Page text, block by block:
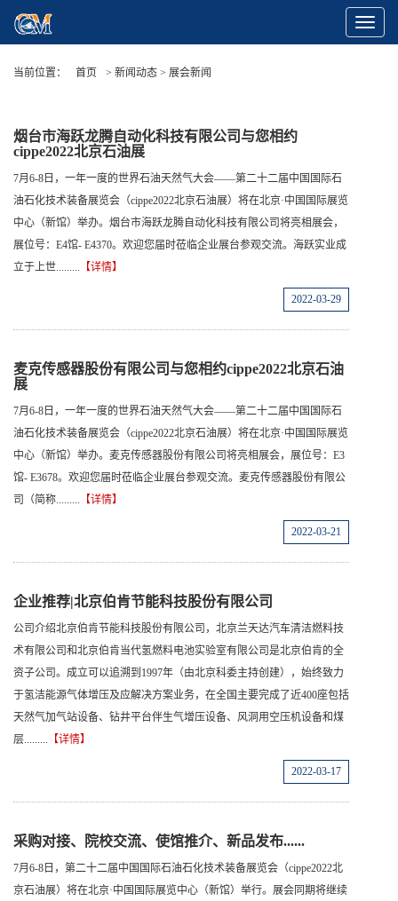
Toggle
当前位置：
首页 > 新闻动态 > 展会新闻
烟台市海跃龙腾自动化科技有限公司与您相约
cippe2022北京石油展
7月6-8日，一年一度的世界石油天然气大会——第二十二届中国国际石
油石化技术装备展览会（cippe2022北京石油展）将在北京·中国国际展览
中心（新馆）举办。烟台市海跃龙腾自动化科技有限公司将亮相展会，
展位号：E4馆- E4370。欢迎您届时莅临企业展台参观交流。海跃实业成
立于上世......... 【详情】
2022-03-29
麦克传感器股份有限公司与您相约cippe2022北京石油
展
7月6-8日，一年一度的世界石油天然气大会——第二十二届中国国际石
油石化技术装备展览会（cippe2022北京石油展）将在北京·中国国际展览
中心（新馆）举办。麦克传感器股份有限公司将亮相展会，展位号：E3
馆- E3678。欢迎您届时莅临企业展台参观交流。麦克传感器股份有限公
司（简称......... 【详情】
2022-03-21
企业推荐|北京伯肯节能科技股份有限公司
公司介绍北京伯肯节能科技股份有限公司，北京兰天达汽车清洁燃料技
术有限公司和北京伯肯当代氢燃料电池实验室有限公司是北京伯肯的全
资子公司。成立可以追溯到1997年（由北京科委主持创建），始终致力
于氢洁能源气体增压及应解决方案业务，在全国主要完成了近400座包括
天然气加气站设备、钻井平台伴生气增压设备、风洞用空压机设备和煤
层......... 【详情】
2022-03-17
采购对接、院校交流、使馆推介、新品发布......
7月6-8日，第二十二届中国国际石油石化技术装备展览会（cippe2022北
京石油展）将在北京·中国国际展览中心（新馆）举行。展会同期将继续